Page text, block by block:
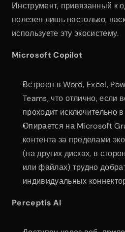
Инструмент, привязанный к
полезен лишь настолько,
используете эту экосистему.
Microsoft Copilot
Встроен в Word, Excel,
Teams, что отлично, если
проходит исключительно
Опирается на Microsoft
контента за пределами
(на других дисках, в
или файлах) трудно
индивидуальных
Perceptis AI